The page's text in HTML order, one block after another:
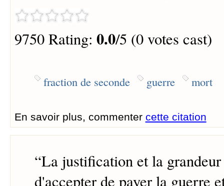
9750 Rating: 0.0/5 (0 votes cast)
fraction de seconde guerre mort
En savoir plus, commenter cette citation
“La justification et la
d'accepter de payer la guerre